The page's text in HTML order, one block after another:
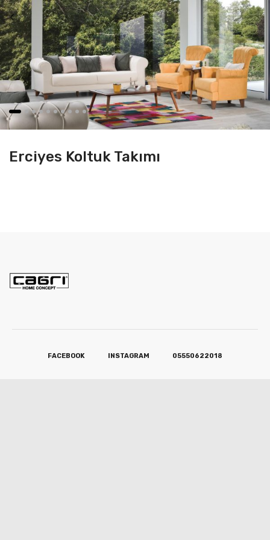
Erciyes Koltuk Takımı
FACEBOOK INSTAGRAM 05550622018